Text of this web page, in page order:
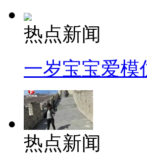
热点新闻
一岁宝宝爱模
热点新闻